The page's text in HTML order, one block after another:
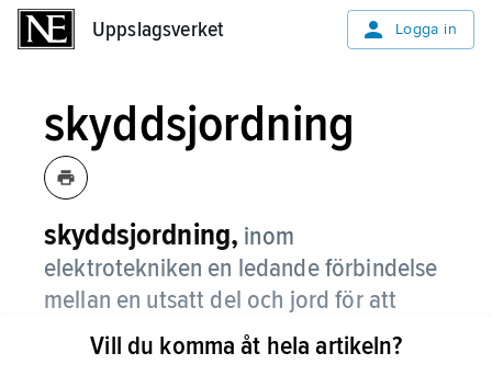
Uppslagsverket Logga in
skyddsjordning
skyddsjordning, inom
elektrotekniken en ledande förbindelse
mellan en utsatt del och jord för att
förhindra farlig spänning på den utsatta
delen vid fel på isoleringen.
Vill du komma åt hela artikeln?